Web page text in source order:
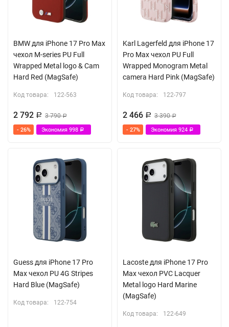
BMW для iPhone 17 Pro Max
чехол M-series PU Full
Wrapped Metal logo & Cam
Hard Red (MagSafe)
Код товара: 122-563
2 792 Р 3 790Р
- 26% Экономия 998 Р
Karl Lagerfeld для iPhone 17
Pro Max чехол PU Full
Wrapped Monogram Metal
camera Hard Pink (MagSafe)
Код товара: 122-797
2 466 Р 3 390Р
- 27% Экономия 924 Р
Guess для iPhone 17 Pro
Max чехол PU 4G Stripes
Hard Blue (MagSafe)
Код товара: 122-754
Lacoste для iPhone 17 Pro
Max чехол PVC Lacquer
Metal logo Hard Marine
(MagSafe)
Код товара: 122-649